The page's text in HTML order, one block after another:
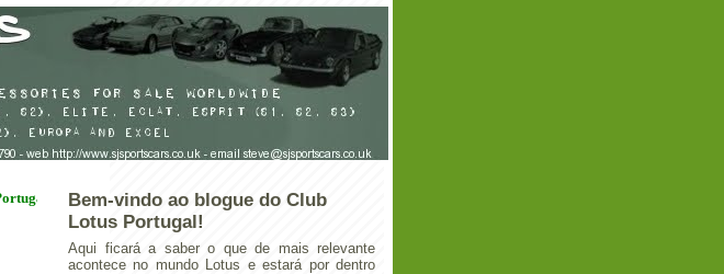
Bem-vindo ao blogue do Club
Lotus Portugal!
Aqui ficará a saber o que de mais relevante
acontece no mundo Lotus e estará por dentro